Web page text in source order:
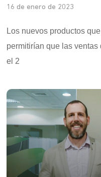
16 de enero de 2023
Los nuevos productos
permitirían que las ventas
el 2